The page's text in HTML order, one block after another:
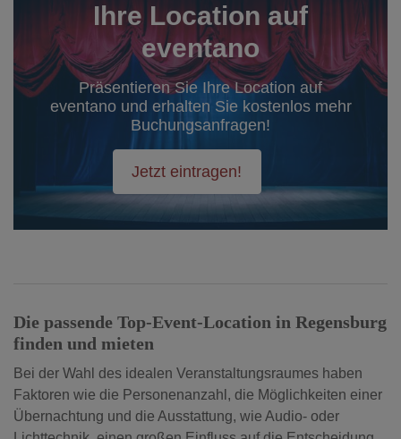
Ihre Location auf
eventano
Präsentieren Sie Ihre Location auf
eventano und erhalten Sie kostenlos mehr
Buchungsanfragen!
Jetzt eintragen!
Die passende Top-Event-Location in Regensburg
finden und mieten
Bei der Wahl des idealen Veranstaltungsraumes haben
Faktoren wie die Personenanzahl, die Möglichkeiten einer
Übernachtung und die Ausstattung, wie Audio- oder